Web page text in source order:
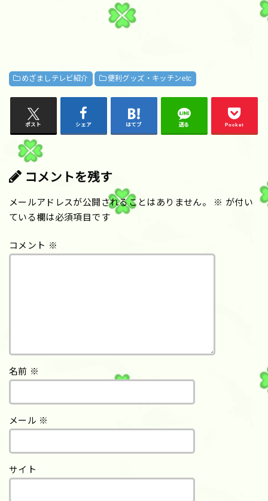
めざましテレビ紹介 便利グッズ・キッチンetc
ポスト シェア はてブ 送る Pocket
コメントを残す
メールアドレスが公開されることはありません。 ※ が付い
ている欄は必須項目です
コメント ※
名前 ※
メール ※
サイト